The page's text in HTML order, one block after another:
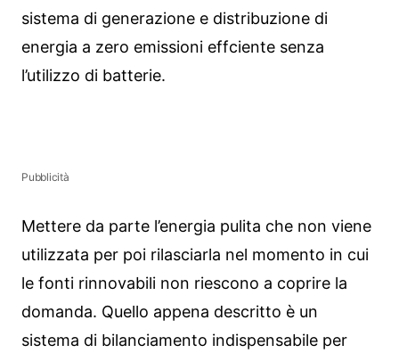
sistema di generazione e distribuzione di
energia a zero emissioni effciente senza
l’utilizzo di batterie.
Pubblicità
Mettere da parte l’energia pulita che non viene
utilizzata per poi rilasciarla nel momento in cui
le fonti rinnovabili non riescono a coprire la
domanda. Quello appena descritto è un
sistema di bilanciamento indispensabile per